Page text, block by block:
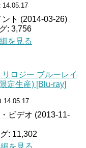
14.05.17
ト (2014-03-26)
: 3,756
を見る
ロジー ブルーレイ
定生産) [Blu-ray]
14.05.17
ビデオ (2013-11-
: 11,302
を見る